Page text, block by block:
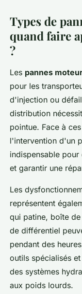
Types de
quand faire
?
Les pannes
pour les
d'injection ou
distribution
pointue. Face à
l'intervention d'un
indispensable
et garantir une
Les
représentent
qui patine, boîte
de différentiel
pendant des
outils spécialisés
des systèmes
aux poids lourds.